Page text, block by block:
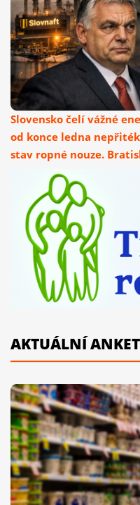
Slovensko čelí vážné
od konce ledna
stav ropné nouze.
AKTUÁLNÍ